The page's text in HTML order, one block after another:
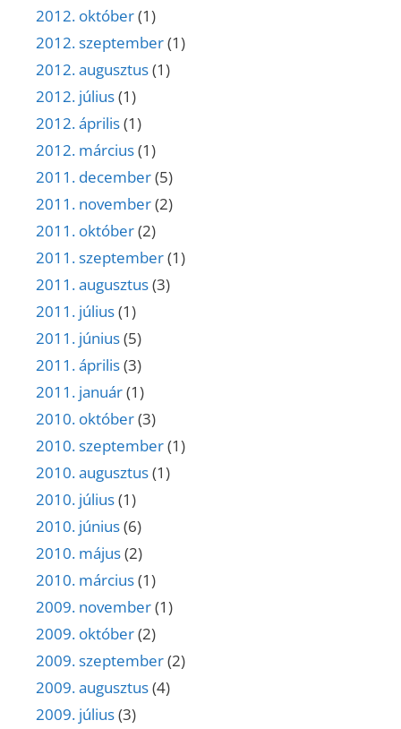
2012. október(1)
2012. szeptember(1)
2012. augusztus(1)
2012. július(1)
2012. április(1)
2012. március(1)
2011. december(5)
2011. november(2)
2011. október(2)
2011. szeptember(1)
2011. augusztus(3)
2011. július(1)
2011. június(5)
2011. április(3)
2011. január(1)
2010. október(3)
2010. szeptember(1)
2010. augusztus(1)
2010. július(1)
2010. június(6)
2010. május(2)
2010. március(1)
2009. november(1)
2009. október(2)
2009. szeptember(2)
2009. augusztus(4)
2009. július(3)